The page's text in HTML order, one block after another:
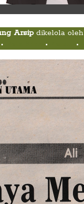
Arsipdikelola oleh
• • •